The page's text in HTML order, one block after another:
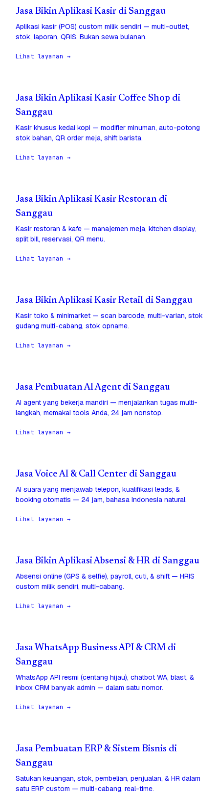
Jasa Bikin Aplikasi Kasir di Sanggau
Aplikasi kasir (POS) custom milik sendiri — multi-outlet,
stok, laporan, QRIS. Bukan sewa bulanan.
Lihat layanan →
Jasa Bikin Aplikasi Kasir Coffee Shop di
Sanggau
Kasir khusus kedai kopi — modifier minuman, auto-potong
stok bahan, QR order meja, shift barista.
Lihat layanan →
Jasa Bikin Aplikasi Kasir Restoran di
Sanggau
Kasir restoran & kafe — manajemen meja, kitchen display,
split bill, reservasi, QR menu.
Lihat layanan →
Jasa Bikin Aplikasi Kasir Retail di Sanggau
Kasir toko & minimarket — scan barcode, multi-varian, stok
gudang multi-cabang, stok opname.
Lihat layanan →
Jasa Pembuatan AI Agent di Sanggau
AI agent yang bekerja mandiri — menjalankan tugas multi-
langkah, memakai tools Anda, 24 jam nonstop.
Lihat layanan →
Jasa Voice AI & Call Center di Sanggau
AI suara yang menjawab telepon, kualifikasi leads, &
booking otomatis — 24 jam, bahasa Indonesia natural.
Lihat layanan →
Jasa Bikin Aplikasi Absensi & HR di Sanggau
Absensi online (GPS & selfie), payroll, cuti, & shift — HRIS
custom milik sendiri, multi-cabang.
Lihat layanan →
Jasa WhatsApp Business API & CRM di
Sanggau
WhatsApp API resmi (centang hijau), chatbot WA, blast, &
inbox CRM banyak admin — dalam satu nomor.
Lihat layanan →
Jasa Pembuatan ERP & Sistem Bisnis di
Sanggau
Satukan keuangan, stok, pembelian, penjualan, & HR dalam
satu ERP custom — multi-cabang, real-time.